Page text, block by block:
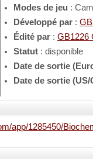
Modes de jeu :
Développé par :
Édité par : GB1226
Statut : disponible
Date de sortie
Date de sortie (US/
app/1285450/